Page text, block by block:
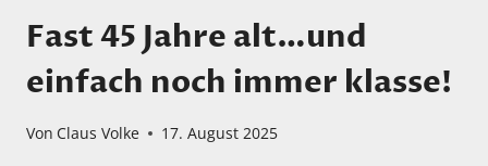
Fast 45 Jahre alt…und
einfach noch immer klasse!
Von Claus Volke 17. August 2025